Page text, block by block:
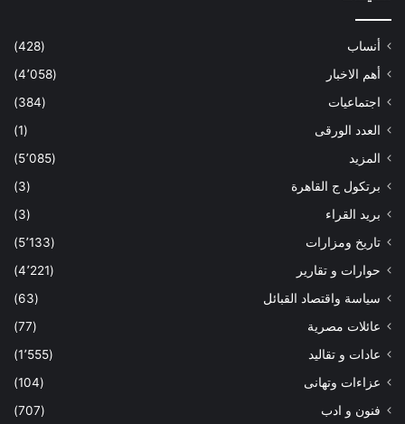
أنساب
(428)
أهم الاخبار
(4٬058)
اجتماعيات
(384)
العدد الورقى
(1)
المزيد
(5٬085)
برتكول ج القاهرة
(3)
بريد القراء
(3)
تاريخ ومزارات
(5٬133)
حوارات و تقارير
(4٬221)
سياسة واقتصاد القبائل
(63)
عائلات مصرية
(77)
عادات و تقاليد
(1٬555)
عزاءات وتهانى
(104)
فنون و ادب
(707)